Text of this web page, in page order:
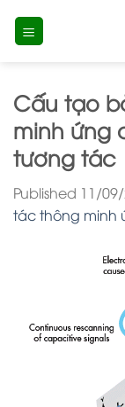
Cấu tạo
minh ứng
tương tác
Published 11/
tác thông minh